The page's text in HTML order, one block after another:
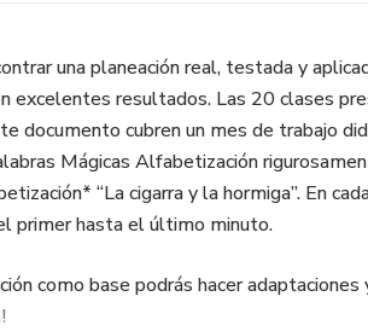
una planeación real, testada y
excelentes resultados. Las 20 clases
documento cubren un mes de trabajo
Mágicas Alfabetización
“La cigarra y la hormiga”. En
primer hasta el último minuto.
como base podrás hacer